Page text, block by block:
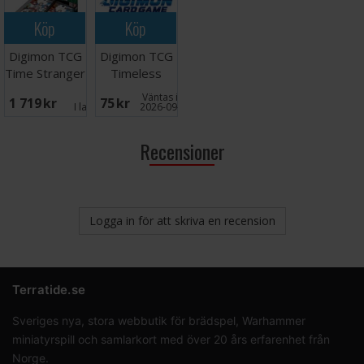
Köp
Digimon TCG
Time Stranger
1 719 SEK I lager:3
Köp
Digimon TCG
Timeless
Bonds
Booster
75 SEK Väntas in:
2026-09-30
Recensioner
Logga in för att skriva en recension
Terratide.se
Sveriges nya, stora webbutik för brädspel, Warhammer
miniatyrspill och samlarkort med över 20 års erfarenhet från
Norge.